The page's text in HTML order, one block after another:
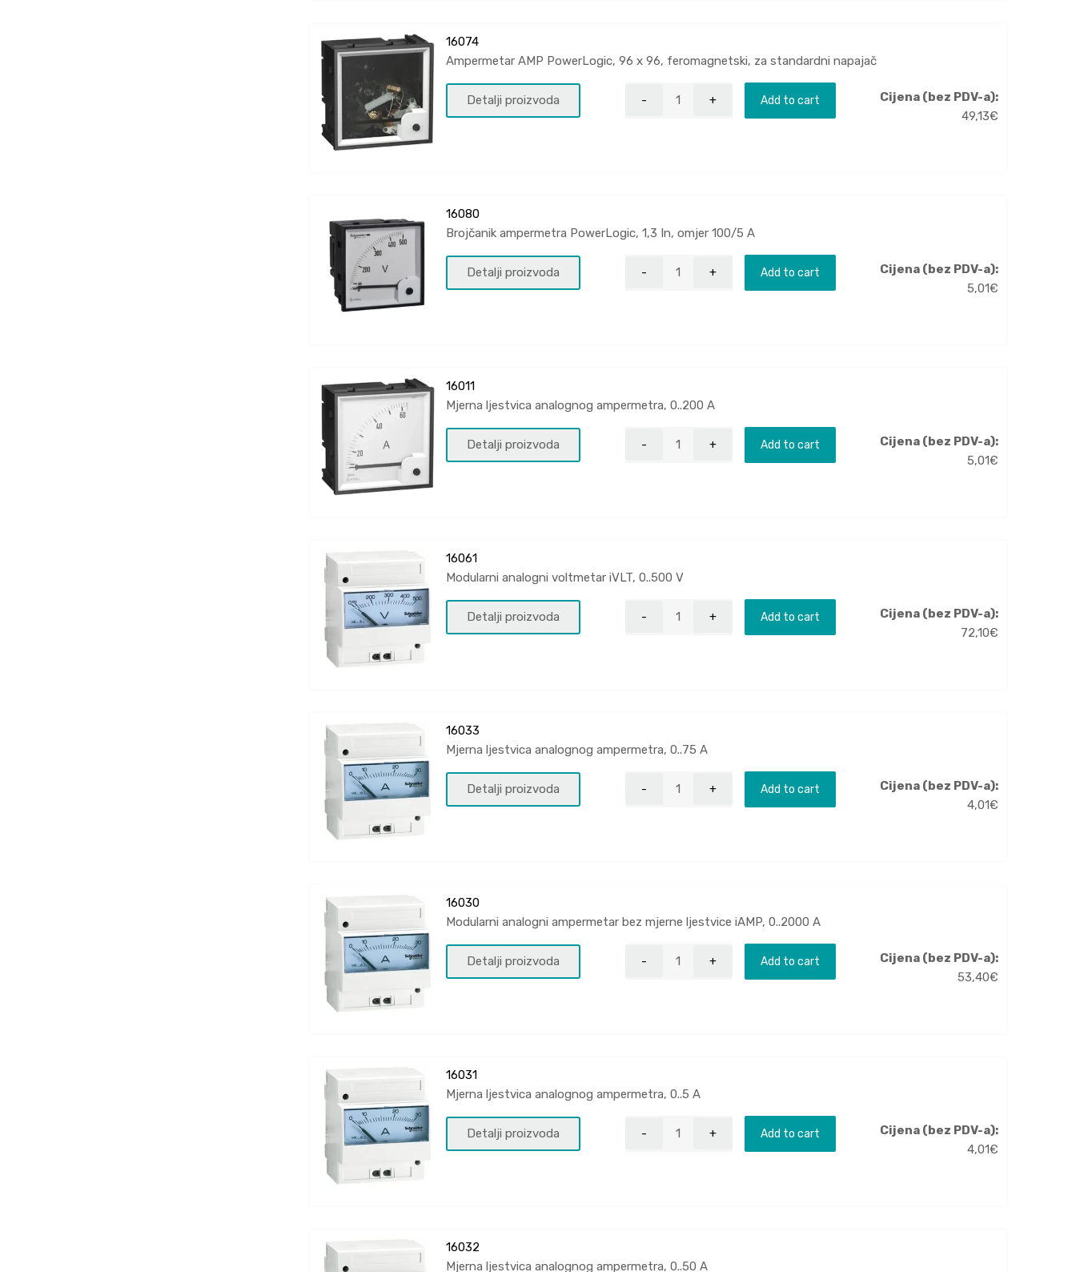
16074
Ampermetar AMP PowerLogic, 96 x 96, feromagnetski, za standardni napajač
Detalji proizvoda Add to cart
Cijena (bez PDV-a):
49,13€
16080
Brojčanik ampermetra PowerLogic, 1,3 In, omjer 100/5 A
Detalji proizvoda Add to cart
Cijena (bez PDV-a):
5,01€
16011
Mjerna ljestvica analognog ampermetra, 0..200 A
Detalji proizvoda Add to cart
Cijena (bez PDV-a):
5,01€
16061
Modularni analogni voltmetar iVLT, 0..500 V
Detalji proizvoda Add to cart
Cijena (bez PDV-a):
72,10€
16033
Mjerna ljestvica analognog ampermetra, 0..75 A
Detalji proizvoda Add to cart
Cijena (bez PDV-a):
4,01€
16030
Modularni analogni ampermetar bez mjerne ljestvice iAMP, 0..2000 A
Detalji proizvoda Add to cart
Cijena (bez PDV-a):
53,40€
16031
Mjerna ljestvica analognog ampermetra, 0..5 A
Detalji proizvoda Add to cart
Cijena (bez PDV-a):
4,01€
16032
Mjerna ljestvica analognog ampermetra, 0..50 A